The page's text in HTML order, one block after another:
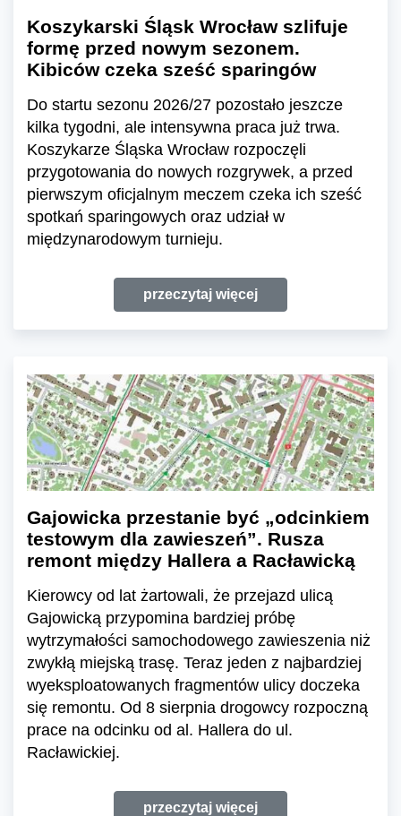
Koszykarski Śląsk Wrocław szlifuje
formę przed nowym sezonem.
Kibiców czeka sześć sparingów
Do startu sezonu 2026/27 pozostało jeszcze
kilka tygodni, ale intensywna praca już trwa.
Koszykarze Śląska Wrocław rozpoczęli
przygotowania do nowych rozgrywek, a przed
pierwszym oficjalnym meczem czeka ich sześć
spotkań sparingowych oraz udział w
międzynarodowym turnieju.
przeczytaj więcej
Gajowicka przestanie być „odcinkiem
testowym dla zawieszeń”. Rusza
remont między Hallera a Racławicką
Kierowcy od lat żartowali, że przejazd ulicą
Gajowicką przypomina bardziej próbę
wytrzymałości samochodowego zawieszenia niż
zwykłą miejską trasę. Teraz jeden z najbardziej
wyeksploatowanych fragmentów ulicy doczeka
się remontu. Od 8 sierpnia drogowcy rozpoczną
prace na odcinku od al. Hallera do ul.
Racławickiej.
przeczytaj więcej